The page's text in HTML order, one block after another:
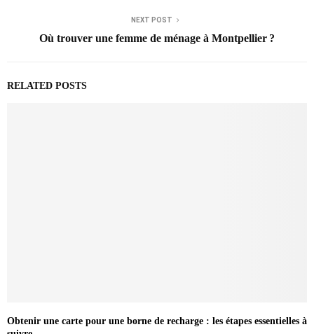
NEXT POST
Où trouver une femme de ménage à Montpellier ?
RELATED POSTS
Obtenir une carte pour une borne de recharge : les étapes essentielles à